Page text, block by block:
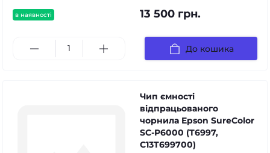
в наявності 13 500 грн.
До кошика
Чип ємності
відпрацьованого
чорнила Epson SureColor
SC-P6000 (T6997,
C13T699700)